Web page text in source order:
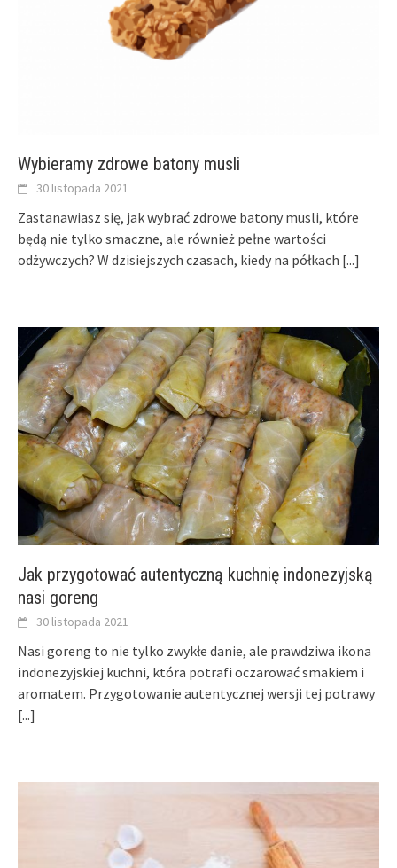
Wybieramy zdrowe batony musli
30 listopada 2021
Zastanawiasz się, jak wybrać zdrowe batony musli, które
będą nie tylko smaczne, ale również pełne wartości
odżywczych? W dzisiejszych czasach, kiedy na półkach [...]
Jak przygotować autentyczną kuchnię indonezyjską
nasi goreng
30 listopada 2021
Nasi goreng to nie tylko zwykłe danie, ale prawdziwa ikona
indonezyjskiej kuchni, która potrafi oczarować smakiem i
aromatem. Przygotowanie autentycznej wersji tej potrawy
[...]